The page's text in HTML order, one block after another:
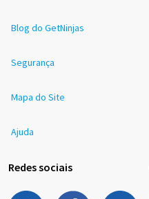
Blog do GetNinjas
Segurança
Mapa do Site
Ajuda
Redes sociais